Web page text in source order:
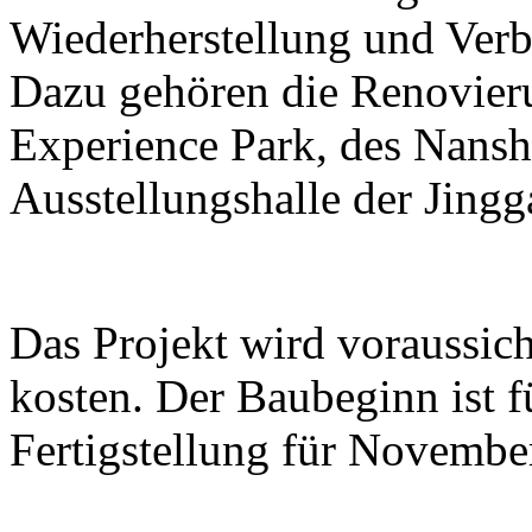
Wiederherstellung und
Dazu gehören die
Experience Park, des
Ausstellungshalle der
Das Projekt wird
kosten. Der Baubeginn ist
Fertigstellung für